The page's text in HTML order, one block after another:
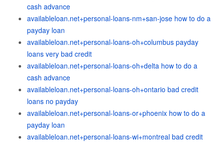
cash advance
availableloan.net+personal-loans-nm+san-jose how to do a
payday loan
availableloan.net+personal-loans-oh+columbus payday
loans very bad credit
availableloan.net+personal-loans-oh+delta how to do a
cash advance
availableloan.net+personal-loans-oh+ontario bad credit
loans no payday
availableloan.net+personal-loans-or+phoenix how to do a
payday loan
availableloan.net+personal-loans-wi+montreal bad credit